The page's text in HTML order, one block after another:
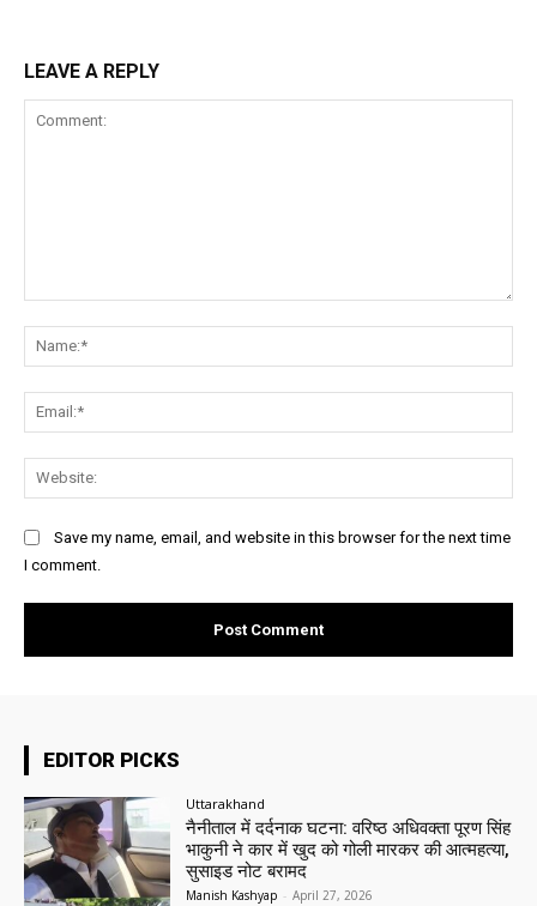
LEAVE A REPLY
Save my name, email, and website in this browser for the next time
I comment.
EDITOR PICKS
Uttarakhand
नैनीताल में दर्दनाक घटना: वरिष्ठ अधिवक्ता पूरण सिंह
भाकुनी ने कार में खुद को गोली मारकर की आत्महत्या,
सुसाइड नोट बरामद
Manish Kashyap - April 27, 2026